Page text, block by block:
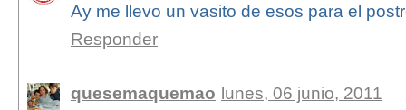
Ay me llevo un vasito de esos para el
Responder
quesemaquemao lunes, 06 junio, 2011